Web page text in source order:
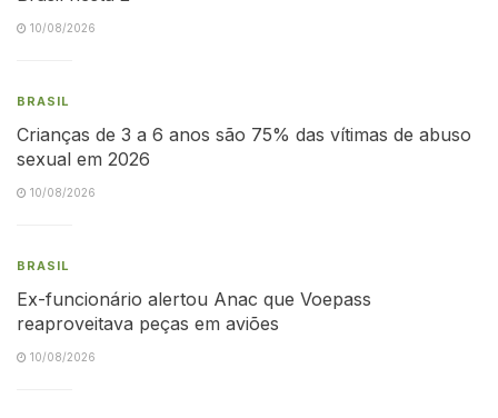
10/08/2026
BRASIL
Crianças de 3 a 6 anos são 75% das vítimas de abuso
sexual em 2026
10/08/2026
BRASIL
Ex-funcionário alertou Anac que Voepass
reaproveitava peças em aviões
10/08/2026